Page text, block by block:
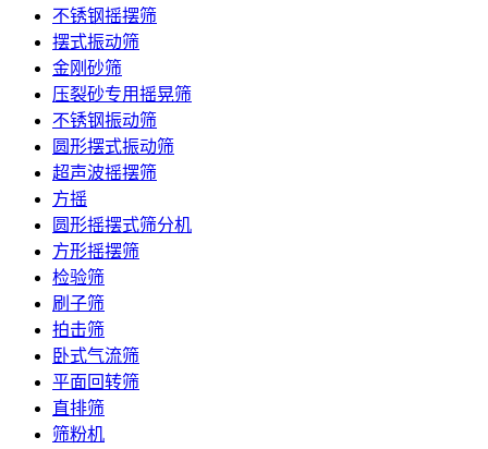
不锈钢摇摆筛
摆式振动筛
金刚砂筛
压裂砂专用摇晃筛
不锈钢振动筛
圆形摆式振动筛
超声波摇摆筛
方摇
圆形摇摆式筛分机
方形摇摆筛
检验筛
刷子筛
拍击筛
卧式气流筛
平面回转筛
直排筛
筛粉机